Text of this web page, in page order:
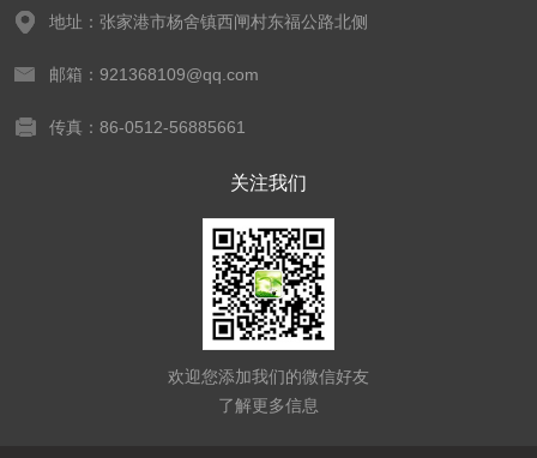
地址：张家港市杨舍镇西闸村东福公路北侧
邮箱：921368109@qq.com
传真：86-0512-56885661
关注我们
欢迎您添加我们的微信好友
了解更多信息